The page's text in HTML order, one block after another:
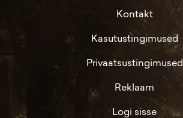
Kontakt
Kasutustingimused
Privaatsustingimused
Reklaam
Logi sisse